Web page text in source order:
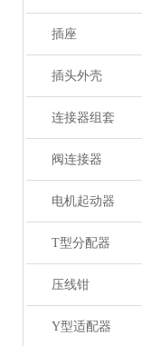
插座
插头外壳
连接器组套
阀连接器
电机起动器
T型分配器
压线钳
Y型适配器